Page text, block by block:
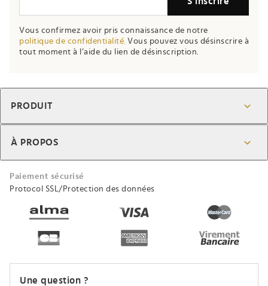
Vous confirmez avoir pris connaissance de notre
politique de confidentialité. Vous pouvez vous désinscrire à
tout moment à l’aide du lien de désinscription.
PRODUIT
À PROPOS
Paiement sécurisé
Protocol SSL/Protection des données
Une question ?